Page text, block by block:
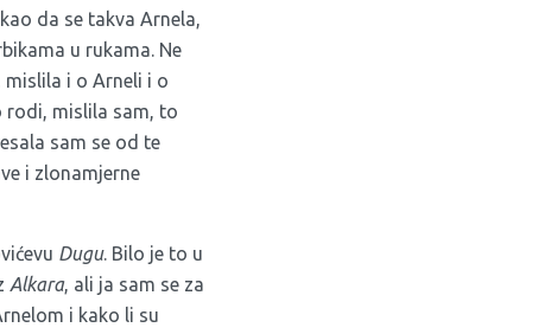
da se takva Arnela,
u rukama. Ne
mislila i o Arneli i o
rodi, mislila sam, to
sam se od te
i zlonamjerne
Dugu. Bilo je to u
Alkara, ali ja sam se za
i kako li su